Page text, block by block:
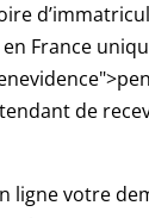
France
de
ligne votre